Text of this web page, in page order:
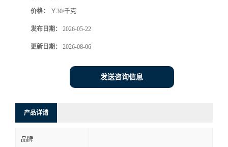
价格： ￥30/千克
发布日期： 2026-05-22
更新日期： 2026-08-06
发送咨询信息
产品详请
品牌